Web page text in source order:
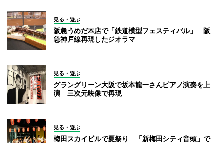
見る・遊ぶ
阪急うめだ本店で「鉄道模型フェスティバル」 阪
急神戸線再現したジオラマ
見る・遊ぶ
グラングリーン大阪で坂本龍一さんピアノ演奏を上
演 三次元映像で再現
見る・遊ぶ
梅田スカイビルで夏祭り 「新梅田シティ音頭」で